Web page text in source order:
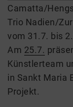
Camatta/
Trio Nadien/
vom 31.7. bis
Am 25.7.
Künstlerteam
in Sankt Maria
Projekt.